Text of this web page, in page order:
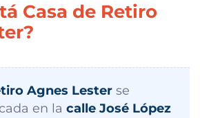
Casa de Retiro
Agnes Lesterse
en la calle José López